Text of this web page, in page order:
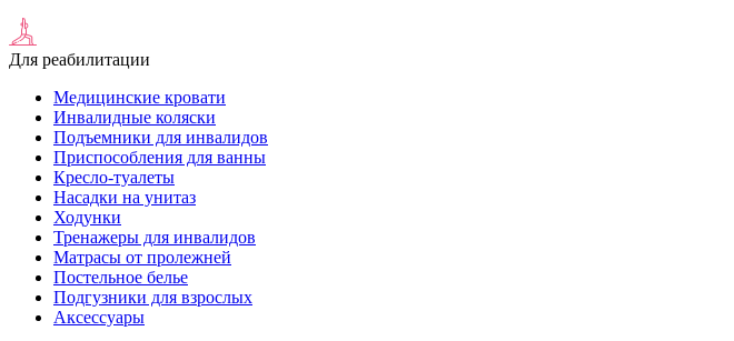
Для реабилитации
Медицинские кровати
Инвалидные коляски
Подъемники для инвалидов
Приспособления для ванны
Кресло-туалеты
Насадки на унитаз
Ходунки
Тренажеры для инвалидов
Матрасы от пролежней
Постельное белье
Подгузники для взрослых
Аксессуары